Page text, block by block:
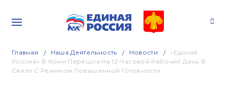
Главная Наша Деятельность Новости
«Единая
Россия» В Коми Перешла На 12-Часовой Рабочий День В
Связи С Режимом Повышенной Готовности